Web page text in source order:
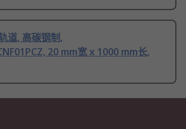
道, 高碳钢制,
20 mm宽 x 1000 mm长,